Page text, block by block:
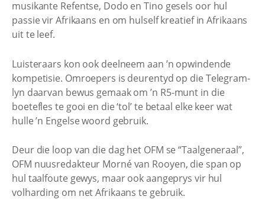
musikante Refentse, Dodo en Tino gesels oor hul
passie vir Afrikaans en om hulself kreatief in Afrikaans
uit te leef.
Luisteraars kon ook deelneem aan ’n opwindende
kompetisie. Omroepers is deurentyd op die Telegram-
lyn daarvan bewus gemaak om ’n R5-munt in die
boetefles te gooi en die ‘tol’ te betaal elke keer wat
hulle ’n Engelse woord gebruik.
Deur die loop van die dag het OFM se “Taalgeneraal”,
OFM nuusredakteur Morné van Rooyen, die span op
hul taalfoute gewys, maar ook aangeprys vir hul
volharding om net Afrikaans te gebruik.